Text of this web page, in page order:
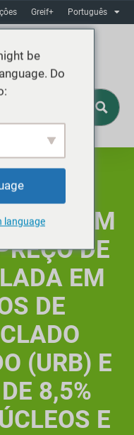
Greif+ Português
UM
DE
EM
DE
(URB) E
8,5%
E
be
Do
language